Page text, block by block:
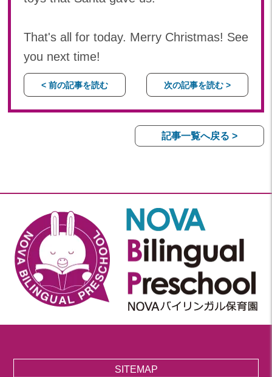
That's all for today. Merry Christmas! See
you next time!
< 前の記事を読む 次の記事を読む >
記事一覧へ戻る >
SITEMAP